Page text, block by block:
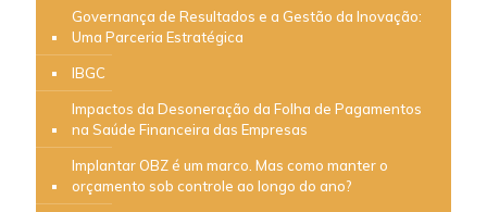
Governança de Resultados e a Gestão da Inovação:
Uma Parceria Estratégica
IBGC
Impactos da Desoneração da Folha de Pagamentos
na Saúde Financeira das Empresas
Implantar OBZ é um marco. Mas como manter o
orçamento sob controle ao longo do ano?